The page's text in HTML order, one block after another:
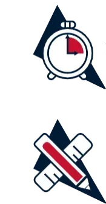
Image
Image